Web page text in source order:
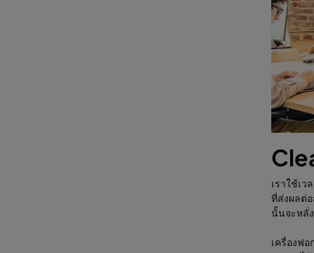
เราใช้เ
ที่ส่งผลต่
นั้นจะหลั่
เครื่องฟ